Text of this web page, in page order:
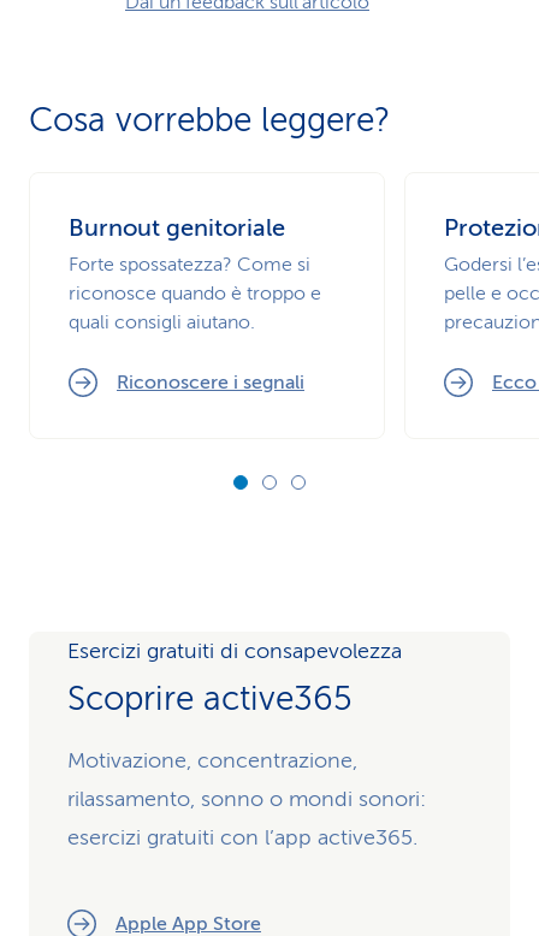
Cosa vorrebbe leggere?
Burnout genitoriale
Forte spossatezza? Come si
riconosce quando è troppo e
quali consigli aiutano.
Riconoscere i segnali
Godersi
pelle e
Esercizi gratuiti di consapevolezza
Scoprire active365
Motivazione, concentrazione,
rilassamento, sonno o mondi sonori:
esercizi gratuiti con l’app active365.
Apple App Store